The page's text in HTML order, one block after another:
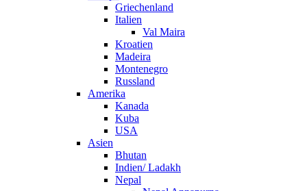
Griechenland
Italien
Val Maira
Kroatien
Madeira
Montenegro
Russland
Amerika
Kanada
Kuba
USA
Asien
Bhutan
Indien/ Ladakh
Nepal